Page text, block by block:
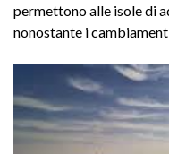
permettono alle isole di
nonostante i